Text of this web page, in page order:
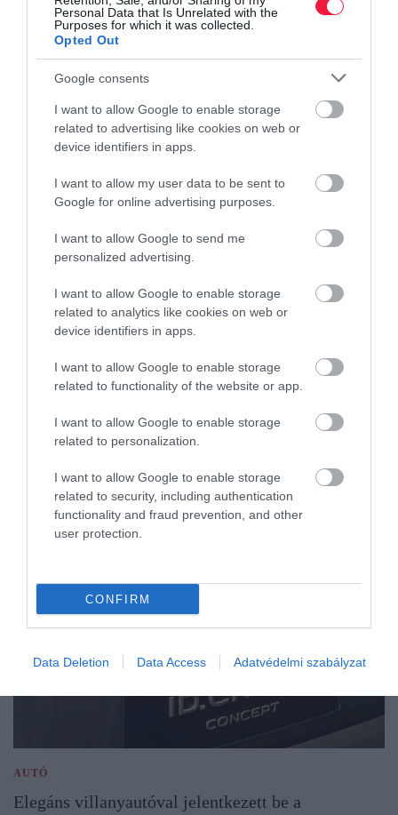
Personal Data that Is Unrelated with the
Purposes for which it was collected.
Opted Out
Google consents
I want to allow Google to enable storage
related to advertising like cookies on web or
device identifiers in apps.
I want to allow my user data to be sent to
Google for online advertising purposes.
I want to allow Google to send me
personalized advertising.
I want to allow Google to enable storage
related to analytics like cookies on web or
device identifiers in apps.
I want to allow Google to enable storage
related to functionality of the website or app.
I want to allow Google to enable storage
related to personalization.
I want to allow Google to enable storage
related to security, including authentication
functionality and fraud prevention, and other
user protection.
CONFIRM
Data Deletion Data Access Adatvédelmi szabályzat
ÜZEMANYAG
Jelentősen emelkednek az üzemanyagok nagykereskedelmi árai
7 forinttal kerül többe – írja a holtankoljak.hu szakportál. Ha a…
AUTÓ
Elegáns villanyautóval jelentkezett be a